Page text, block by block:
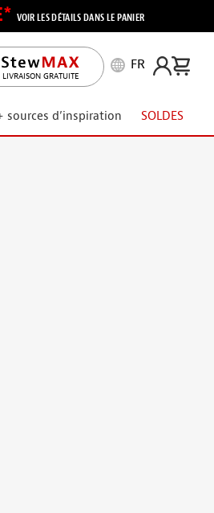
VOIR LES DÉTAILS DANS LE PANIER
LIVRAISON GRATUITE
FR
sources d’inspiration SOLDES